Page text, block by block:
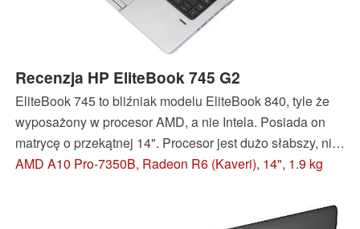
Recenzja HP EliteBook 745 G2
EliteBook 745 to bliźniak modelu EliteBook 840, tyle że
wyposażony w procesor AMD, a nie Intela. Posiada on
matrycę o przekątnej 14". Procesor jest dużo słabszy, niż
w wersji z Intelem, natomiast zintegrowany układ grafiki
AMD A10 Pro-7350B, Radeon R6 (Kaveri), 14", 1.9 kg